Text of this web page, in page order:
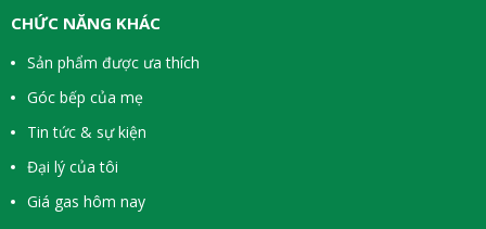
CHỨC NĂNG KHÁC
Sản phẩm được ưa thích
Góc bếp của mẹ
Tin tức & sự kiện
Đại lý của tôi
Giá gas hôm nay